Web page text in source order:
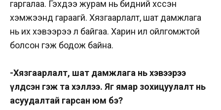
гаргалаа. Гэхдээ журам нь бидний хүссэн
хэмжээнд гараагүй. Хязгаарлалт, шат дамжлага
нь их хэвээрээ л байгаа. Харин илүү ойлгомжтой
болсон гэж бодож байна.
-Хязгаарлалт, шат дамжлага нь хэвээрээ
үлдсэн гэж та хэллээ. Яг ямар зохицуулалт нь
асуудалтай гарсан юм бэ?